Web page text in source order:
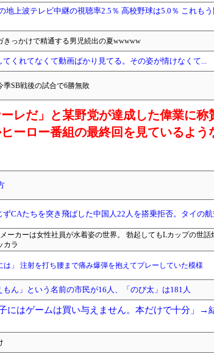
地上波テレビ中継の視聴率2.5％ 高校野球は5.0％ これも
きっかけで精通する男児続出の夏wwwww
くれてなくて動画ばかり見てる。その姿が情けなくて...
季SB戦後の試合で6勝無敗
ーレだ」と某野党が達成した偉業に称
ーロー番組の最終回を見ているよう
CAたちを突き飛ばした中国人22人を搭乗拒否。タイの
ーカーは女性社員が水着姿の世界。 勃起してもLカップの世話
カラ
は」 注射を打ち腰まで痛み爆弾を抱えてプレーしていた模様
ん」という名前の市民が16人、「のび太」は181人
にはゲームは買い与えません。本だけで十分」→